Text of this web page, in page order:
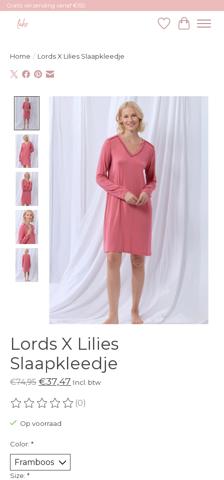
Gratis verzending vanaf €150
Verlanglijst
Home / Lords X Lilies Slaapkleedje
Product image slideshow Items
Lords X Lilies
Slaapkleedje
€74,95 €37,47 Incl. btw
De beoordeling van dit product is
(0)
Op voorraad
Color: *
Size: *